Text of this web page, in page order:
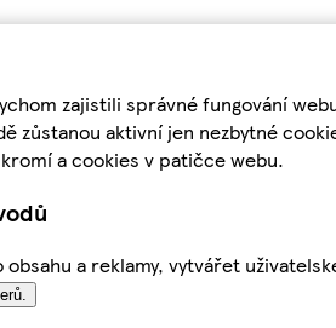
zajistili správné fungování
zůstanou aktivní jen nezbytné
a cookies v patičce webu.
a reklamy, vytvářet